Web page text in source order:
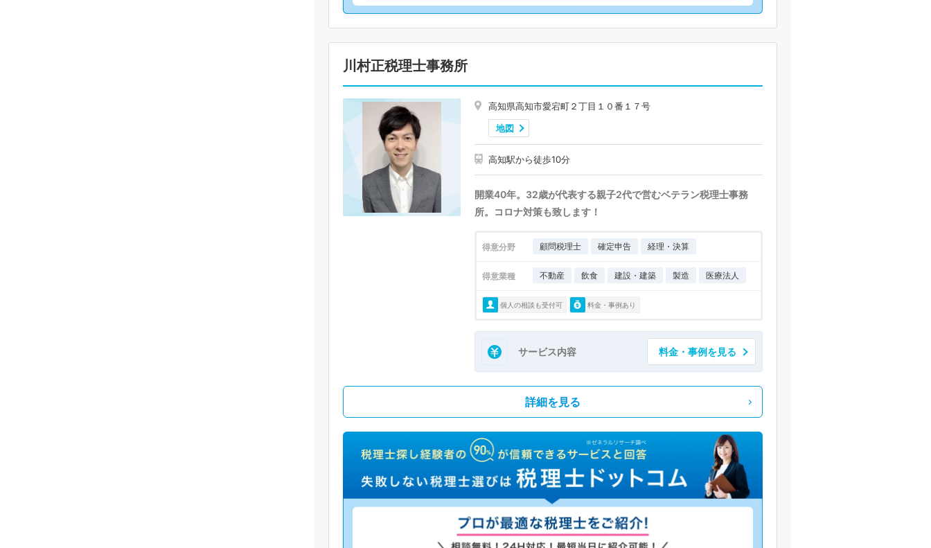
川村正税理士事務所
高知県高知市愛宕町２丁目１０番１７号
地図
高知駅から徒歩10分
開業40年。32歳が代表する親子2代で営むベテラン税理士事務
所。コロナ対策も致します！
得意分野 顧問税理士 確定申告 経理・決算
得意業種 不動産 飲食 建設・建築 製造 医療法人
個人の相談も受付可 料金・事例あり
サービス内容 料金・事例を見る
詳細を見る